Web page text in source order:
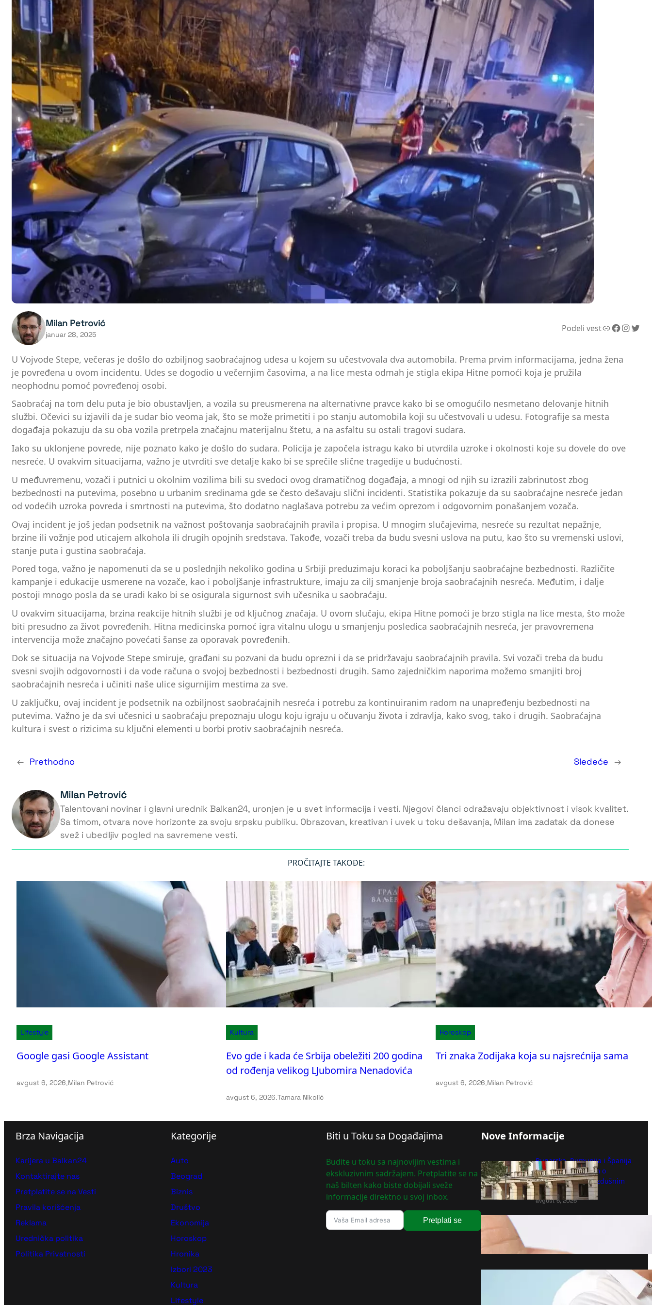
Milan Petrović
januar 28, 2025
Podeli vestLink Facebook InstagramTwitter
U Vojvode Stepe, večeras je došlo do ozbiljnog saobraćajnog udesa u kojem su učestvovala dva automobila. Prema prvim informacijama, jedna žena
je povređena u ovom incidentu. Udes se dogodio u večernjim časovima, a na lice mesta odmah je stigla ekipa Hitne pomoći koja je pružila
neophodnu pomoć povređenoj osobi.
Saobraćaj na tom delu puta je bio obustavljen, a vozila su preusmerena na alternativne pravce kako bi se omogućilo nesmetano delovanje hitnih
službi. Očevici su izjavili da je sudar bio veoma jak, što se može primetiti i po stanju automobila koji su učestvovali u udesu. Fotografije sa mesta
događaja pokazuju da su oba vozila pretrpela značajnu materijalnu štetu, a na asfaltu su ostali tragovi sudara.
Iako su uklonjene povrede, nije poznato kako je došlo do sudara. Policija je započela istragu kako bi utvrdila uzroke i okolnosti koje su dovele do ove
nesreće. U ovakvim situacijama, važno je utvrditi sve detalje kako bi se sprečile slične tragedije u budućnosti.
U međuvremenu, vozači i putnici u okolnim vozilima bili su svedoci ovog dramatičnog događaja, a mnogi od njih su izrazili zabrinutost zbog
bezbednosti na putevima, posebno u urbanim sredinama gde se često dešavaju slični incidenti. Statistika pokazuje da su saobraćajne nesreće jedan
od vodećih uzroka povreda i smrtnosti na putevima, što dodatno naglašava potrebu za većim oprezom i odgovornim ponašanjem vozača.
Ovaj incident je još jedan podsetnik na važnost poštovanja saobraćajnih pravila i propisa. U mnogim slučajevima, nesreće su rezultat nepažnje,
brzine ili vožnje pod uticajem alkohola ili drugih opojnih sredstava. Takođe, vozači treba da budu svesni uslova na putu, kao što su vremenski uslovi,
stanje puta i gustina saobraćaja.
Pored toga, važno je napomenuti da se u poslednjih nekoliko godina u Srbiji preduzimaju koraci ka poboljšanju saobraćajne bezbednosti. Različite
kampanje i edukacije usmerene na vozače, kao i poboljšanje infrastrukture, imaju za cilj smanjenje broja saobraćajnih nesreća. Međutim, i dalje
postoji mnogo posla da se uradi kako bi se osigurala sigurnost svih učesnika u saobraćaju.
U ovakvim situacijama, brzina reakcije hitnih službi je od ključnog značaja. U ovom slučaju, ekipa Hitne pomoći je brzo stigla na lice mesta, što može
biti presudno za život povređenih. Hitna medicinska pomoć igra vitalnu ulogu u smanjenju posledica saobraćajnih nesreća, jer pravovremena
intervencija može značajno povećati šanse za oporavak povređenih.
Dok se situacija na Vojvode Stepe smiruje, građani su pozvani da budu oprezni i da se pridržavaju saobraćajnih pravila. Svi vozači treba da budu
svesni svojih odgovornosti i da vode računa o svojoj bezbednosti i bezbednosti drugih. Samo zajedničkim naporima možemo smanjiti broj
saobraćajnih nesreća i učiniti naše ulice sigurnijim mestima za sve.
U zaključku, ovaj incident je podsetnik na ozbiljnost saobraćajnih nesreća i potrebu za kontinuiranim radom na unapređenju bezbednosti na
putevima. Važno je da svi učesnici u saobraćaju prepoznaju ulogu koju igraju u očuvanju života i zdravlja, kako svog, tako i drugih. Saobraćajna
kultura i svest o rizicima su ključni elementi u borbi protiv saobraćajnih nesreća.
← Prethodno Sledeće →
Milan Petrović
Talentovani novinar i glavni urednik Balkan24, uronjen je u svet informacija i vesti. Njegovi članci odražavaju objektivnost i visok kvalitet.
Sa timom, otvara nove horizonte za svoju srpsku publiku. Obrazovan, kreativan i uvek u toku dešavanja, Milan ima zadatak da donese
svež i ubedljiv pogled na savremene vesti.
PROČITAJTE TAKOĐE:
Lifestyle
Google gasi Google Assistant
avgust 6, 2026.Milan Petrović
Kultura
Evo gde i kada će Srbija obeležiti 200 godina
od rođenja velikog LJubomira Nenadovića
avgust 6, 2026.Tamara Nikolić
Horoskop
Tri znaka Zodijaka koja su najsrećnija sama
avgust 6, 2026.Milan Petrović
Brza Navigacija
Karijera u Balkan24
Kontaktirajte nas
Pretplatite se na Vesti
Pravila korišćenja
Reklama
Urednička politika
Politika Privatnosti
Kategorije
Auto
Beograd
Biznis
Društvo
Ekonomija
Horoskop
Hronika
Izbori 2023
Kultura
Lifestyle
Biti u Toku sa Događajima
Budite u toku sa najnovijim vestima i
ekskluzivnim sadržajem. Pretplatite se na
naš bilten kako biste dobijali sveže
informacije direktno u svoj inbox.
Pretplati se
Nove Informacije
Bugarska, Rumunija i Španija
potpisale sporazum o
prekograničnim vazdušnim
operacijama
avgust 6, 2026
Tri znaka Zodijaka koja vole da
se svađaju
avgust 6, 2026